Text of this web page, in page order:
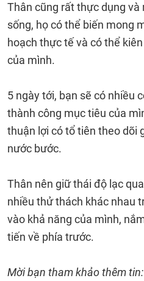
Thân cũng rất thực dụng
sống, họ có thể biến mong
hoạch thực tế và có thể
của mình.
5 ngày tới, bạn sẽ có nhiều
thành công mục tiêu của
thuận lợi có tổ tiên theo dõi
nước bước.
Thân nên giữ thái độ lạc
nhiều thử thách khác nhau
vào khả năng của mình,
tiến về phía trước.
Mời bạn tham khảo thêm tin: